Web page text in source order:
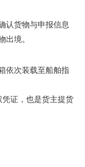
认货物与申报信息
境。
依次装载至船舶指
证，也是货主提货